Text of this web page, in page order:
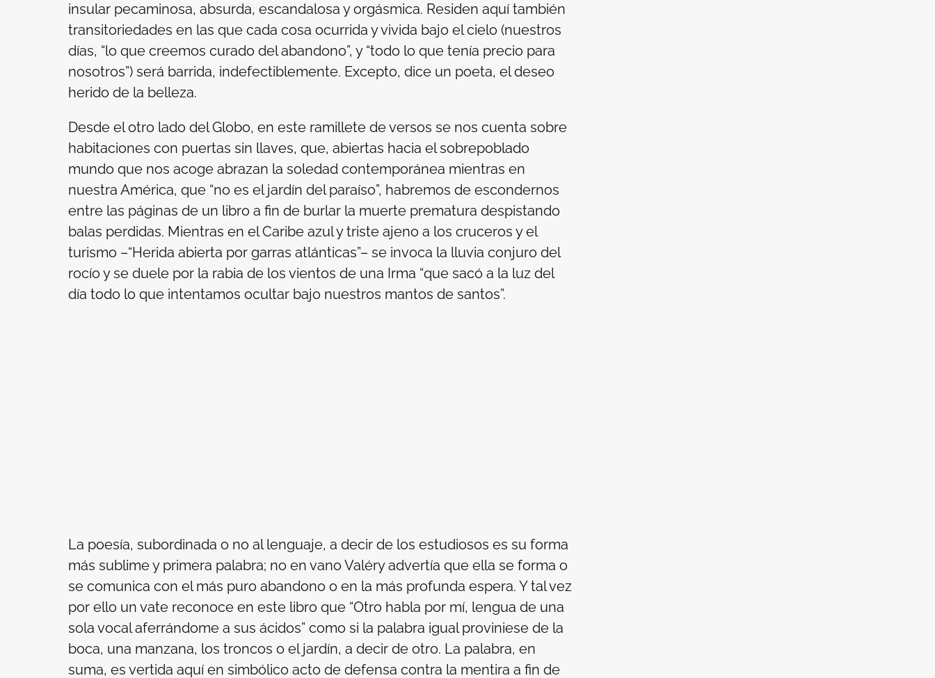
insular pecaminosa, absurda, escandalosa y orgásmica. Residen aquí también
transitoriedades en las que cada cosa ocurrida y vivida bajo el cielo (nuestros
días, “lo que creemos curado del abandono”, y “todo lo que tenía precio para
nosotros”) será barrida, indefectiblemente. Excepto, dice un poeta, el deseo
herido de la belleza.
Desde el otro lado del Globo, en este ramillete de versos se nos cuenta sobre
habitaciones con puertas sin llaves, que, abiertas hacia el sobrepoblado
mundo que nos acoge abrazan la soledad contemporánea mientras en
nuestra América, que “no es el jardín del paraíso”, habremos de escondernos
entre las páginas de un libro a fin de burlar la muerte prematura despistando
balas perdidas. Mientras en el Caribe azul y triste ajeno a los cruceros y el
turismo –“Herida abierta por garras atlánticas”– se invoca la lluvia conjuro del
rocío y se duele por la rabia de los vientos de una Irma “que sacó a la luz del
día todo lo que intentamos ocultar bajo nuestros mantos de santos”.
La poesía, subordinada o no al lenguaje, a decir de los estudiosos es su forma
más sublime y primera palabra; no en vano Valéry advertía que ella se forma o
se comunica con el más puro abandono o en la más profunda espera. Y tal vez
por ello un vate reconoce en este libro que “Otro habla por mí, lengua de una
sola vocal aferrándome a sus ácidos” como si la palabra igual proviniese de la
boca, una manzana, los troncos o el jardín, a decir de otro. La palabra, en
suma, es vertida aquí en simbólico acto de defensa contra la mentira a fin de